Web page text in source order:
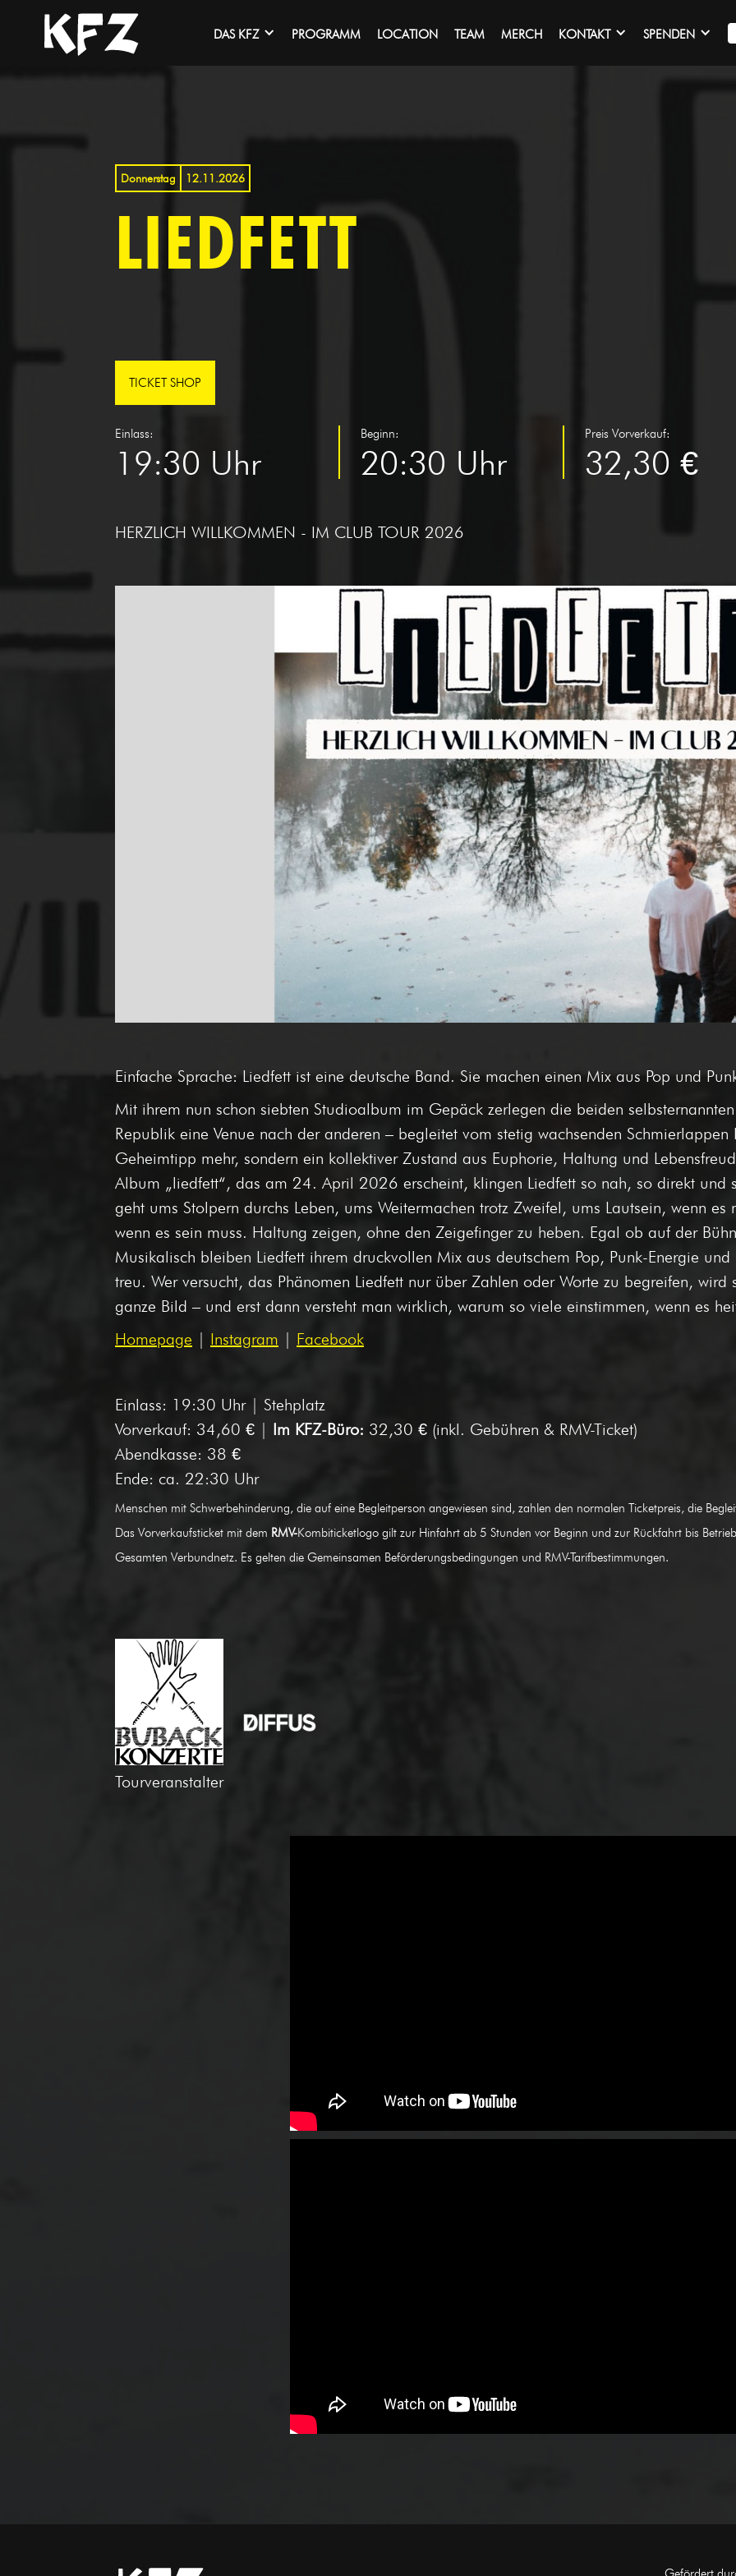
DAS KFZ PROGRAMM LOCATION TEAM MERCH KONTAKT SPENDEN
Donnerstag 12.11.2026
LIEDFETT
TICKET SHOP
Einlass:
19:30 Uhr
Beginn:
20:30 Uhr
Preis Vorverkauf:
32,30 €
HERZLICH WILLKOMMEN - IM CLUB TOUR 2026
Einfache Sprache: Liedfett ist eine deutsche Band. Sie machen einen Mix aus Pop und
Mit ihrem nun schon siebten Studioalbum im Gepäck zerlegen die beiden
Republik eine Venue nach der anderen – begleitet vom stetig wachsenden
Geheimtipp mehr, sondern ein kollektiver Zustand aus Euphorie, Haltung und
Album „liedfett“, das am 24. April 2026 erscheint, klingen Liedfett so nah, so direkt und
geht ums Stolpern durchs Leben, ums Weitermachen trotz Zweifel, ums Lautsein, wenn
wenn es sein muss. Haltung zeigen, ohne den Zeigefinger zu heben. Egal ob auf der
Musikalisch bleiben Liedfett ihrem druckvollen Mix aus deutschem Pop, Punk-Energie
treu. Wer versucht, das Phänomen Liedfett nur über Zahlen oder Worte zu begreifen, wird
ganze Bild – und erst dann versteht man wirklich, warum so viele einstimmen, wenn es
Homepage | Instagram | Facebook
Einlass: 19:30 Uhr | Stehplatz
Vorverkauf: 34,60 € | Im KFZ-Büro: 32,30 € (inkl. Gebühren & RMV-Ticket)
Abendkasse: 38 €
Ende: ca. 22:30 Uhr
Menschen mit Schwerbehinderung, die auf eine Begleitperson angewiesen sind, zahlen den normalen Ticketpreis, die
Das Vorverkaufsticket mit dem RMV-Kombiticketlogo gilt zur Hinfahrt ab 5 Stunden vor Beginn und zur Rückfahrt bis
Gesamten Verbundnetz. Es gelten die Gemeinsamen Beförderungsbedingungen und RMV-Tarifbestimmungen.
Tourveranstalter